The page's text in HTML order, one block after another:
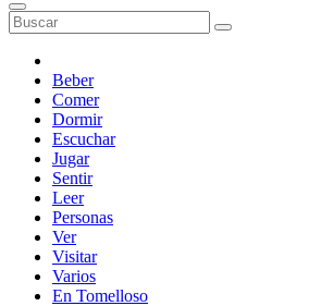
Beber
Comer
Dormir
Escuchar
Jugar
Sentir
Leer
Personas
Ver
Visitar
Varios
En Tomelloso